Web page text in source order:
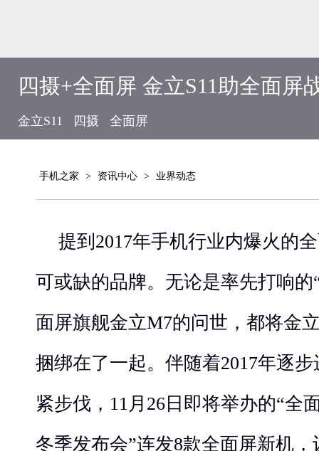
四摄+全面屏 金立S11助全面屏
金立S11 四摄 全面屏
手机之家 > 资讯中心 > 业界动态
提到2017年手机行业内爆火的
可或缺的品牌。无论是率先打响
面屏旗舰金立M7的问世，都将金
捆绑在了一起。伴随着2017年逐
紧步伐，11月26日即将举办的“
冬季发布会”连发8款全面屏新机